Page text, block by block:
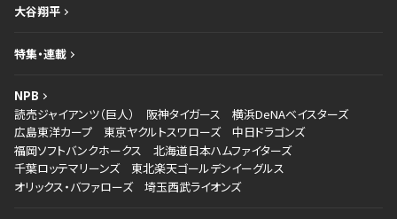
大谷翔平
特集・連載
NPB
読売ジャイアンツ（巨人）
阪神タイガース
横浜DeNAベイスターズ
広島東洋カープ
東京ヤクルトスワローズ
中日ドラゴンズ
福岡ソフトバンクホークス
北海道日本ハムファイターズ
千葉ロッテマリーンズ
東北楽天ゴールデンイーグルス
オリックス・バファローズ
埼玉西武ライオンズ